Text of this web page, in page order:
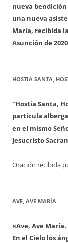
nueva
una nueva
María, recibida
Asunción de
HOSTIA SANTA,
“Hostia Santa,
partícula
en el mismo
Jesucristo
Oración recibida
AVE, AVE MARÍA
«Ave, Ave María.
En el Cielo los